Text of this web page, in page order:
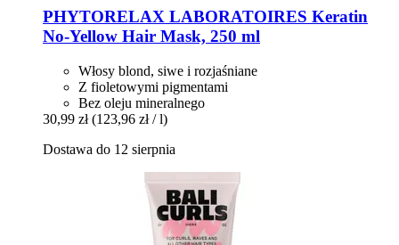
PHYTORELAX LABORATOIRES Keratin
No-​Yellow Hair Mask, 250 ml
Włosy blond, siwe i rozjaśniane
Z fioletowymi pigmentami
Bez oleju mineralnego
30,99 zł (123,96 zł / l)
Dostawa do 12 sierpnia